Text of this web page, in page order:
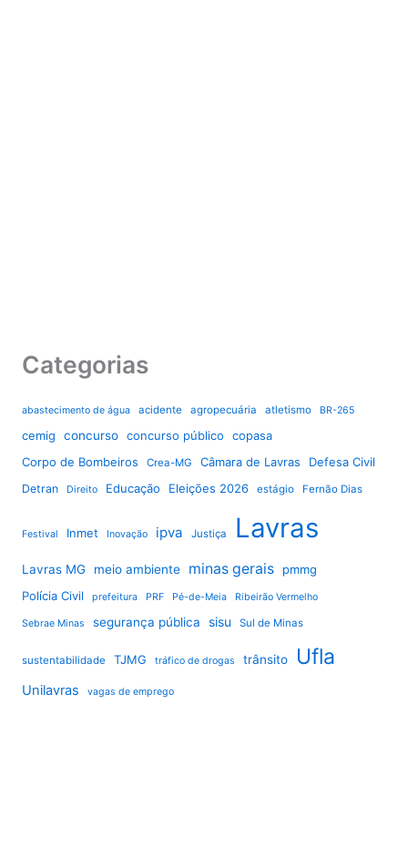
Categorias
abastecimento de água acidente agropecuária atletismo BR-265
cemig concurso concurso público
copasa
Corpo de Bombeiros
Crea-MG Câmara de Lavras Defesa Civil
Detran Direito Educação Eleições 2026 estágio Fernão Dias
Festival Inmet Inovação ipva Justiça Lavras
Lavras MG meio ambiente minas gerais
pmmg
Polícia Civil
prefeitura PRF Pé-de-Meia Ribeirão Vermelho
Sebrae Minas segurança pública sisu Sul de Minas
sustentabilidade TJMG tráfico de drogas trânsito Ufla
Unilavras vagas de emprego